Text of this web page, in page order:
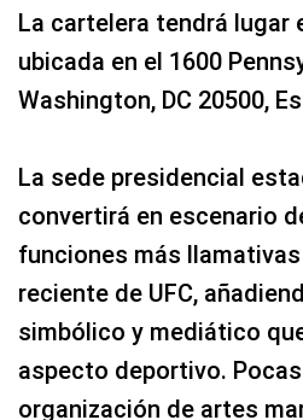
La cartelera tendrá lugar
ubicada en el 1600
Washington, DC 20500,
La sede presidencial
convertirá en escenario
funciones más
reciente de UFC,
simbólico y mediático
aspecto deportivo.
organización de artes